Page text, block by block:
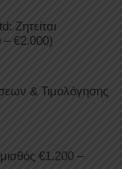
Ζητείται
– €2.000)
& Τιμολόγησης
€1.200 –